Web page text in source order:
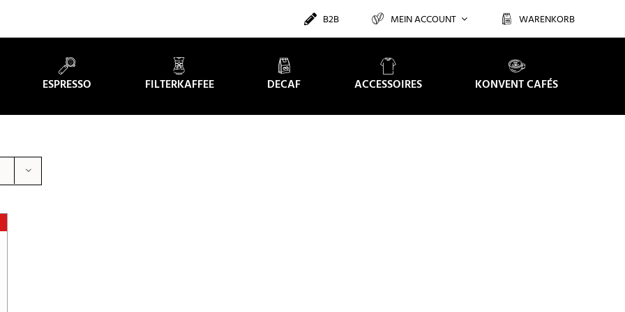
B2B MEIN ACCOUNT WARENKORB
ESPRESSO FILTERKAFFEE DECAF ACCESSOIRES KONVENT CAFÉS